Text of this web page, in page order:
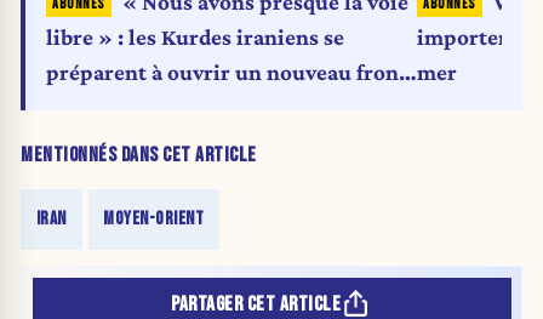
MENTIONNÉS DANS CET ARTICLE
IRAN MOYEN-ORIENT
libre » : les Kurdes iraniens se
préparent à ouvrir un nouveau front
importer du
mer
PARTAGER CET ARTICLE